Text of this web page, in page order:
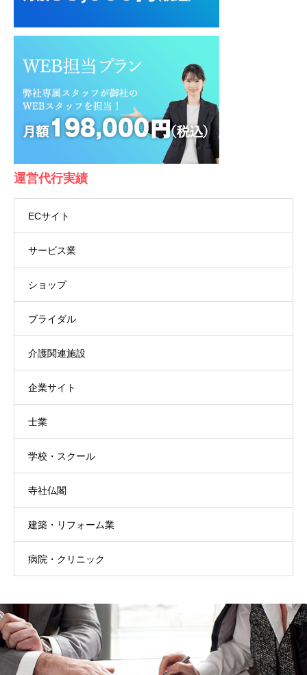
運営代行実績
ECサイト
サービス業
ショップ
ブライダル
介護関連施設
企業サイト
士業
学校・スクール
寺社仏閣
建築・リフォーム業
病院・クリニック